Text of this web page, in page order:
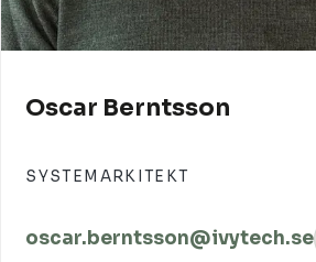
Oscar Berntsson
SYSTEMARKITEKT
oscar.berntsson@ivytech.se